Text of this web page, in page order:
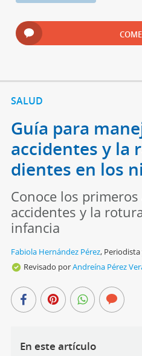
SALUD
Guía para
accidentes y la
dientes en los
Conoce los
accidentes y la
infancia
Fabiola Hernández Pérez,
Revisado porAndreína Pérez
En este artículo